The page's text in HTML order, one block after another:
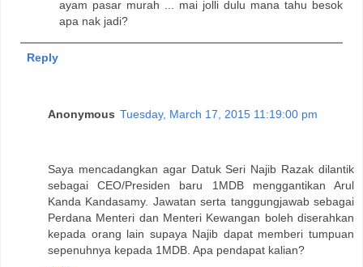
ayam pasar murah ... mai jolli dulu mana tahu besok
apa nak jadi?
Reply
Anonymous Tuesday, March 17, 2015 11:19:00 pm
Saya mencadangkan agar Datuk Seri Najib Razak dilantik
sebagai CEO/Presiden baru 1MDB menggantikan Arul
Kanda Kandasamy. Jawatan serta tanggungjawab sebagai
Perdana Menteri dan Menteri Kewangan boleh diserahkan
kepada orang lain supaya Najib dapat memberi tumpuan
sepenuhnya kepada 1MDB. Apa pendapat kalian?